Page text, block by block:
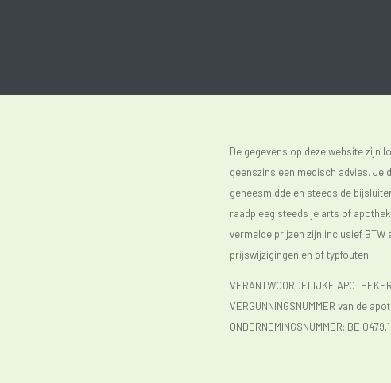
De gegevens op deze website zijn
geenszins een medisch advies. Je
geneesmiddelen steeds de
raadpleeg steeds je arts of
vermelde prijzen zijn inclusief BTW
prijswijzigingen en of typfouten.
VERANTWOORDELIJKE
VERGUNNINGSNUMMER van de
ONDERNEMINGSNUMMER: BE